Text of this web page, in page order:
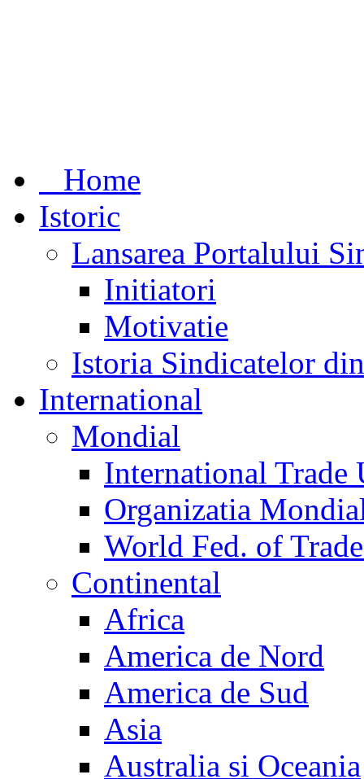
Home
Istoric
Lansarea Portalului
Initiatori
Motivatie
Istoria Sindicatelor
International
Mondial
International Trade
Organizatia
World Fed. of
Continental
Africa
America de Nord
America de Sud
Asia
Australia si Oceania